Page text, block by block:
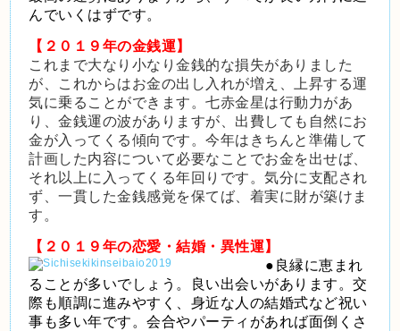
んでいくはずです。
【２０１９年の金銭運】
これまで大なり小なり金銭的な損失がありました
が、これからはお金の出し入れが増え、上昇する運
気に乗ることができます。七赤金星は行動力があ
り、金銭運の波がありますが、出費しても自然にお
金が入ってくる傾向です。今年はきちんと準備して
計画した内容について必要なことでお金を出せば、
それ以上に入ってくる年回りです。気分に支配され
ず、一貫した金銭感覚を保てば、着実に財が築けま
す。
【２０１９年の恋愛・結婚・異性運】
●良縁に恵まれ
ることが多いでしょう。良い出会いがあります。交
際も順調に進みやすく、身近な人の結婚式など祝い
事も多い年です。会合やパーティがあれば面倒くさ